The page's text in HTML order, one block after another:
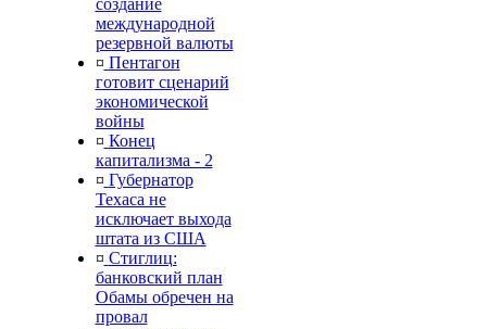
создание
международной
резервной валюты
¤ Пентагон
готовит сценарий
экономической
войны
¤ Конец
капитализма - 2
¤ Губернатор
Техаса не
исключает выхода
штата из США
¤ Стиглиц:
банковский план
Обамы обречен на
провал